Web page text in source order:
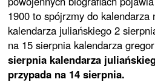
1900 to spójrzmy do kalendarza
kalendarza juliańskiego 2
na 15 sierpnia kalendarza
sierpnia kalendarza
przypada na 14 sierpnia.